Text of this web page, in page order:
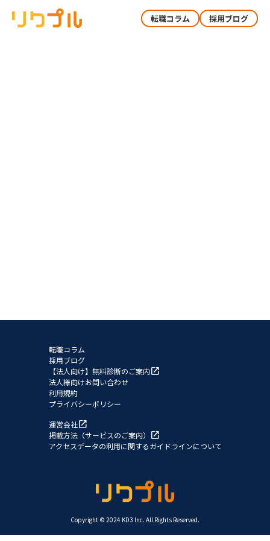
転職コラム 採用ブログ
転職コラム
採用ブログ
【法人向け】無料診断のご案内open_in_new
法人様向けお問い合わせ
利用規約
プライバシーポリシー
運営会社open_in_new
掲載方法（サービスのご案内） open_in_new
アクセスデータの利用に関するガイドラインについて
Copyright © 2024 KD3 Inc. All Rights Reserved.